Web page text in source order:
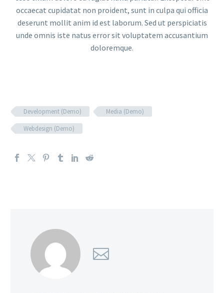
occaecat cupidatat non proident, sunt in culpa qui officia
deserunt mollit anim id est laborum. Sed ut perspiciatis
unde omnis iste natus error sit voluptatem accusantium
doloremque.
Development (Demo)
Media (Demo)
Webdesign (Demo)